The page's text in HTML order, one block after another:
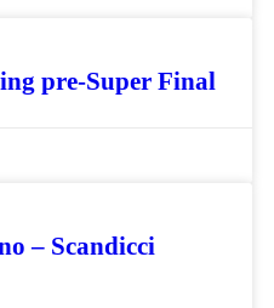
pre-Super Final
– Scandicci